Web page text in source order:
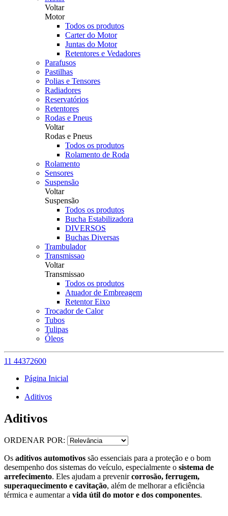
Voltar
Motor
Todos os produtos
Carter do Motor
Juntas do Motor
Retentores e Vedadores
Parafusos
Pastilhas
Polias e Tensores
Radiadores
Reservatórios
Retentores
Rodas e Pneus
Voltar
Rodas e Pneus
Todos os produtos
Rolamento de Roda
Rolamento
Sensores
Suspensão
Voltar
Suspensão
Todos os produtos
Bucha Estabilizadora
DIVERSOS
Buchas Diversas
Trambulador
Transmissao
Voltar
Transmissao
Todos os produtos
Atuador de Embreagem
Retentor Eixo
Trocador de Calor
Tubos
Tulipas
Óleos
11 44372600
Página Inicial
Aditivos
Aditivos
ORDENAR POR:
Os aditivos automotivos são essenciais para a proteção e o bom
desempenho dos sistemas do veículo, especialmente o sistema de
arrefecimento. Eles ajudam a prevenircorrosão, ferrugem,
superaquecimento e cavitação, além de melhorar a eficiência
térmica e aumentar a vida útil do motor e dos componentes.